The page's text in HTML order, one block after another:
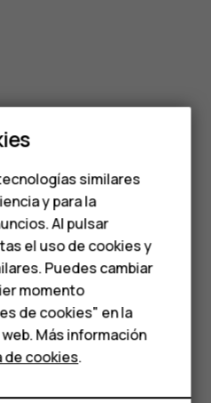
gamasimilares
y para la
Al pulsar
el uso de cookies y
Puedes cambiar
momento
de cookies" en la
Más información
de cookies.